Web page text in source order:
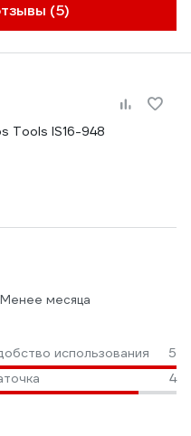
(5)
Tools IS16-948
Менее месяца
использования
5
4